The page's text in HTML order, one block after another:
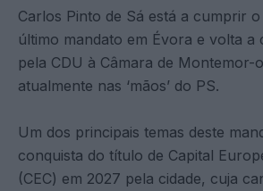
Carlos Pinto de Sá está a cumprir
último mandato em Évora e volta a
pela CDU à Câmara de Montemor-
atualmente nas ‘mãos’ do PS.
Um dos principais temas deste
conquista do título de Capital
(CEC) em 2027 pela cidade, cuja